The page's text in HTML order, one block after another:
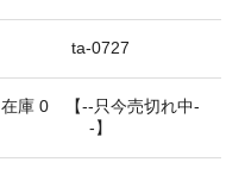
ta-0727
在庫 0 【--只今売切れ中-
-】